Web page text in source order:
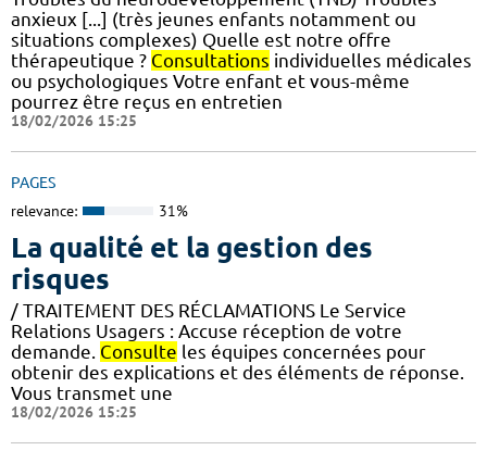
anxieux [...] (très jeunes enfants notamment ou
situations complexes) Quelle est notre offre
thérapeutique ? Consultations individuelles médicales
ou psychologiques Votre enfant et vous-même
pourrez être reçus en entretien
18/02/2026 15:25
PAGES
relevance: 31%
La qualité et la gestion des
risques
/ TRAITEMENT DES RÉCLAMATIONS Le Service
Relations Usagers : Accuse réception de votre
demande. Consulte les équipes concernées pour
obtenir des explications et des éléments de réponse.
Vous transmet une
18/02/2026 15:25